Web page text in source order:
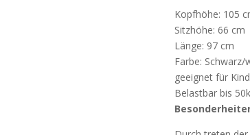
Kopfhöhe: 105
Sitzhöhe: 66 cm
Länge: 97 cm
Farbe: Schwarz/
geeignet für
Belastbar bis